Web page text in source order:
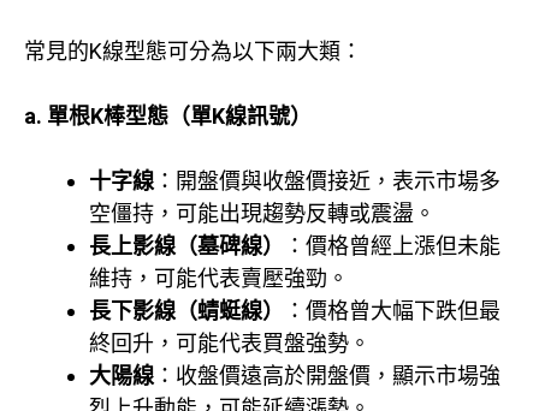
常見的K線型態可分為以下兩大類：
a. 單根K棒型態（單K線訊號）
十字線：開盤價與收盤價接近，表示市場多
空僵持，可能出現趨勢反轉或震盪。
長上影線（墓碑線）
：價格曾經上漲但未能
維持，可能代表賣壓強勁。
長下影線（蜻蜓線）
：價格曾大幅下跌但最
終回升，可能代表買盤強勢。
大陽線：收盤價遠高於開盤價，顯示市場強